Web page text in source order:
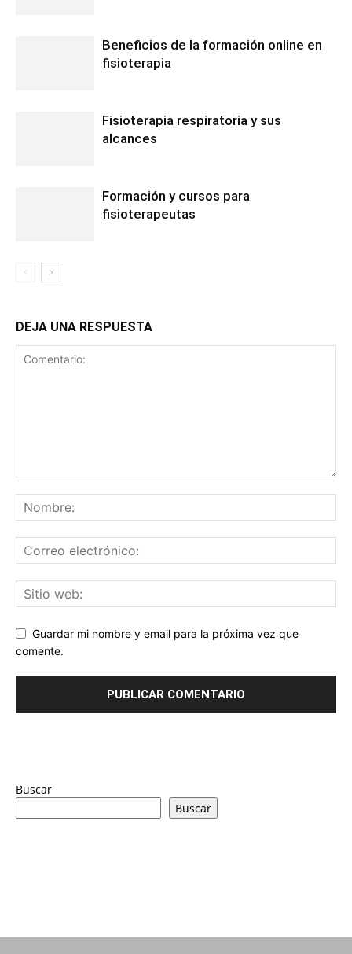
Beneficios de la formación online en
fisioterapia
Fisioterapia respiratoria y sus
alcances
Formación y cursos para
fisioterapeutas
DEJA UNA RESPUESTA
Guardar mi nombre y email para la próxima vez que
comente.
Buscar
Buscar